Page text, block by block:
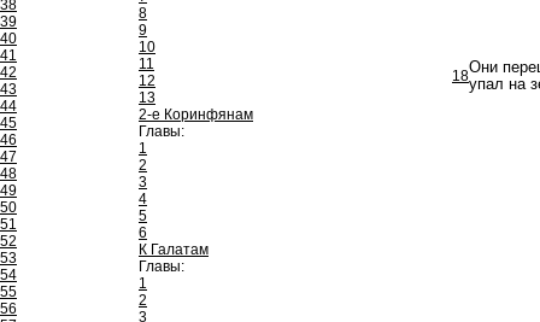
38
39
40
41
42
43
44
45
46
47
48
49
50
51
52
53
54
55
56
8
9
10
11
12
13
2-е Коринфянам
Главы:
1
2
3
4
5
6
К Галатам
Главы:
1
2
3
18Они
упал на